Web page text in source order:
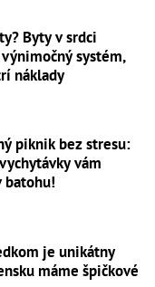
Byty v srdci
systém,
náklady
piknik bez stresu:
vám
batohu!
je unikátny
máme špičkové